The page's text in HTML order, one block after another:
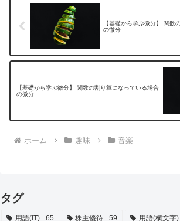
【基礎から学ぶ微分】 関数
の微分
【基礎から学ぶ微分】 関数の割り算になっている場合
の微分
ホーム 趣味 音楽
タグ
用語(IT) 65 株主優待 59 用語(横文字)